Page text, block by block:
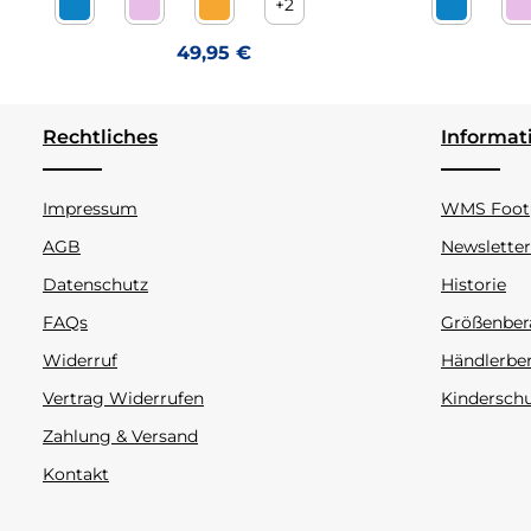
Crea aqua Futterlos
Crea confetto Futterlos
Crea orange Futterlos
+2
Regulärer Preis:
49,95 €
Crea
Rechtliches
Impressum
AGB
Datenschutz
FAQs
Widerruf
Vertrag Widerrufen
Zahlung & Versand
Kontakt
WMS
Newsletter
Historie